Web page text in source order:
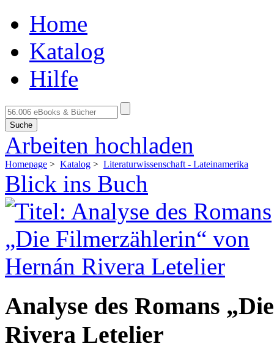
Home
Katalog
Hilfe
Suche
Arbeiten hochladen
Homepage > Katalog > Literaturwissenschaft - Lateinamerika
Blick ins Buch
Analyse des Romans
Rivera Letelier